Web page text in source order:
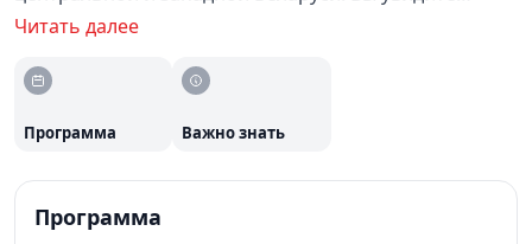
столичный Минск, величественные замки в Мире и
легендарную Беловежскую пущу и королевский
город Гродно. Программа также включает
Маршрут расскажет истории этих мест и позволит
прикоснуться к разным граням белорусской
Читать далее
Программа Важно знать
Программа